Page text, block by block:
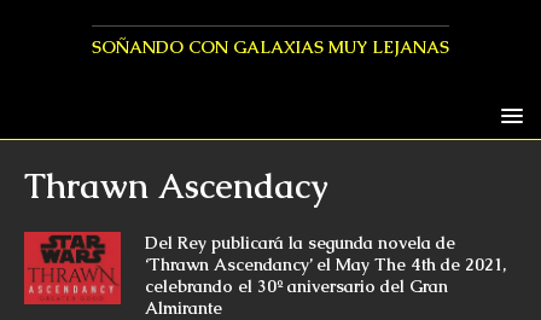
SOÑANDO CON GALAXIAS MUY LEJANAS
Thrawn Ascendacy
Del Rey publicará la segunda novela de
‘Thrawn Ascendancy’ el May The 4th de 2021,
celebrando el 30º aniversario del Gran
Almirante